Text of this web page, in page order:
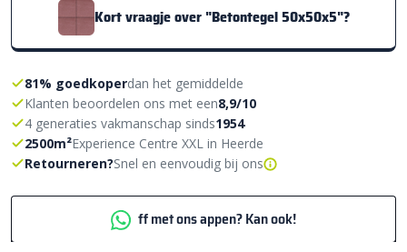
Kort vraagje over "Betontegel 50x50x5"?
81% goedkoperdan het gemiddelde
Klanten beoordelen ons met een8,9/10
4 generaties vakmanschap sinds1954
2500m²Experience Centre XXL in Heerde
Retourneren?Snel en eenvoudig bij ons
ff met ons appen? Kan ook!